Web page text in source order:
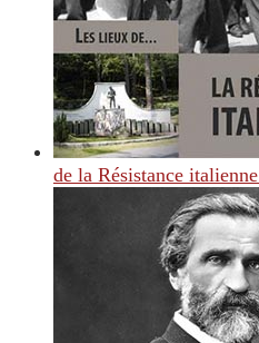
de la Résistance italienne